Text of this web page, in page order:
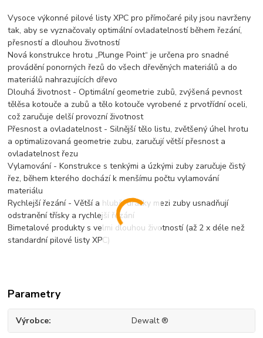
Vysoce výkonné pilové listy XPC pro přímočaré pily jsou navrženy
tak, aby se vyznačovaly optimální ovladatelností během řezání,
přesností a dlouhou životností
Nová konstrukce hrotu „Plunge Point“ je určena pro snadné
provádění ponorných řezů do všech dřevěných materiálů a do
materiálů nahrazujících dřevo
Dlouhá životnost - Optimální geometrie zubů, zvýšená pevnost
tělěsa kotouče a zubů a tělo kotouče vyrobené z prvotřídní oceli,
což zaručuje delší provozní životnost
Přesnost a ovladatelnost - Silnější tělo listu, zvětšený úhel hrotu
a optimalizovaná geometrie zubu, zaručují větší přesnost a
ovladatelnost řezu
Vylamování - Konstrukce s tenkými a úzkými zuby zaručuje čistý
řez, během kterého dochází k menšímu počtu vylamování
materiálu
Rychlejší řezání - Větší a hlubší drážky mezi zuby usnadňují
odstranění třísky a rychlejší řezání
Bimetalové produkty s velmi dlouhou životností (až 2 x déle než
standardní pilové listy XPC)
Parametry
Výrobce Dewalt ®